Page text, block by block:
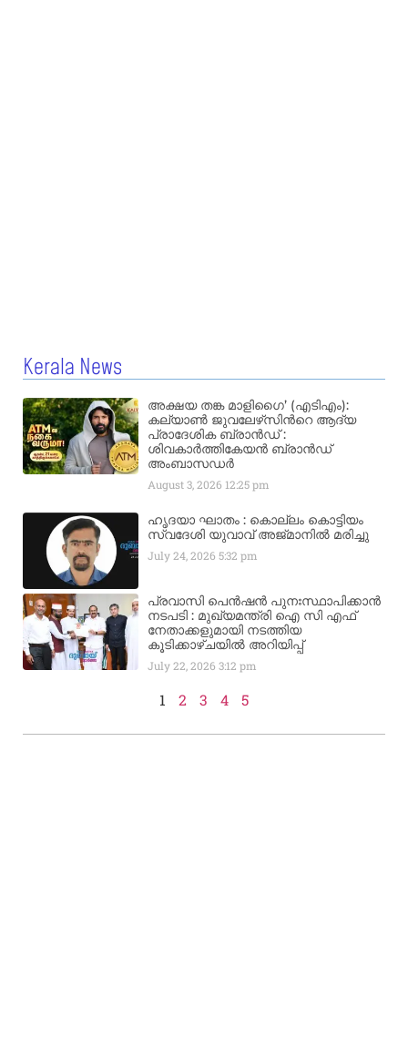
Kerala News
അക്ഷയ തങ്ക മാളിഗൈ’ (എടിഎം):
കല്യാണ്‍ ജുവലേഴ്‌സിന്‍റെ ആദ്യ
പ്രാദേശിക ബ്രാന്‍ഡ് :
ശിവകാര്‍ത്തികേയന്‍ ബ്രാന്‍ഡ്
അംബാസഡര്‍
August 3, 2026 12:25 pm
ഹൃദയാ ഘാതം : കൊല്ലം കൊട്ടിയം
സ്വദേശി യുവാവ് അജ്മാനിൽ മരിച്ചു
July 24, 20265:32 pm
പ്രവാസി പെൻഷൻ പുനഃസ്ഥാപിക്കാൻ
നടപടി : മുഖ്യമന്ത്രി ഐ സി എഫ്
നേതാക്കളുമായി നടത്തിയ
കൂടിക്കാഴ്ചയിൽ അറിയിപ്പ്
July 22, 20263:12 pm
1 2 3 4 5